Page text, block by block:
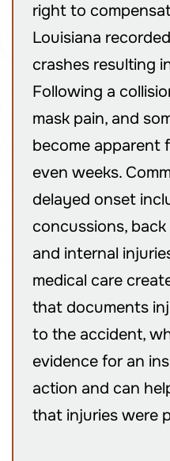
right to
Louisiana
crashes resulting
Following a
mask pain, and
become apparent
even weeks.
delayed onset
concussions,
and internal
medical care
that documents
to the accident,
evidence for an
action and can
that injuries were